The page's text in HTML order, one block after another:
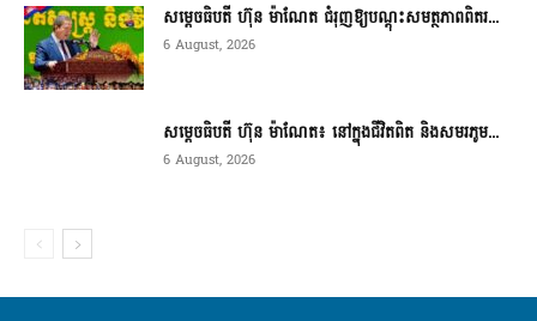
សម្តេចធិបតី ហ៊ុន ម៉ាណែត ជំរុញឱ្យបណ្តុះសមត្ថភាពពិតរ...
6 August, 2026
សម្តេចធិបតី ហ៊ុន ម៉ាណែត៖ នៅក្នុងជីវិតពិត និងសមរភូម...
6 August, 2026